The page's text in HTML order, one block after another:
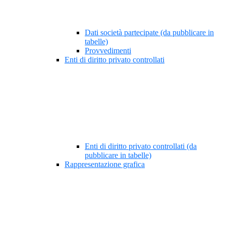
Dati società partecipate (da pubblicare in
tabelle)
Provvedimenti
Enti di diritto privato controllati
Enti di diritto privato controllati (da
pubblicare in tabelle)
Rappresentazione grafica